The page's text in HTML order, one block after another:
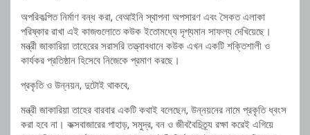
অপরিকল্পিত নির্মাণ বন্ধ করা, বেআইনি স্থাপনা অপসারণ এবং সৈকত এলাকা
পরিষ্কার রাখা এই কাজগুলোতে কউক ইতোমধ্যে দৃশ্যমান সাফল্য দেখিয়েছে।
মন্ত্রী জাকারিয়া তাহেরের সরাসরি তত্ত্বাবধানে কউক এখন একটি শক্তিশালী ও
কার্যকর প্রতিষ্ঠান হিসেবে নিজেকে প্রমাণ করছে।
প্রকৃতি ও উন্নয়ন, দুটোই থাকবে,
মন্ত্রী জাকারিয়া তাহের বারবার একটি কথাই বলেছেন, উন্নয়নের নামে প্রকৃতি ধ্বংস
করা হবে না। কক্সবাজারের পাহাড়, সমুদ্র, বন ও জীববৈচিত্র্য রক্ষা করেই এগিয়ে